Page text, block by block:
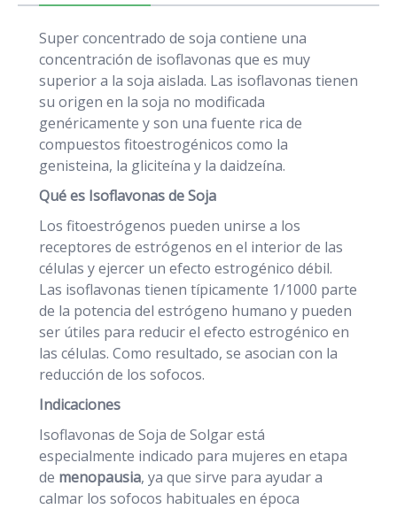
Super concentrado de soja contiene una
concentración de isoflavonas que es muy
superior a la soja aislada. Las isoflavonas tienen
su origen en la soja no modificada
genéricamente y son una fuente rica de
compuestos fitoestrogénicos como la
genisteina, la gliciteína y la daidzeína.
Qué es Isoflavonas de Soja
Los fitoestrógenos pueden unirse a los
receptores de estrógenos en el interior de las
células y ejercer un efecto estrogénico débil.
Las isoflavonas tienen típicamente 1/1000 parte
de la potencia del estrógeno humano y pueden
ser útiles para reducir el efecto estrogénico en
las células. Como resultado, se asocian con la
reducción de los sofocos.
Indicaciones
Isoflavonas de Soja de Solgar está
especialmente indicado para mujeres en etapa
de menopausia, ya que sirve para ayudar a
calmar los sofocos habituales en época